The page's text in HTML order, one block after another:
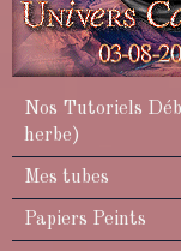
Nos Tutoriels
herbe)
Mes tubes
Papiers Peints